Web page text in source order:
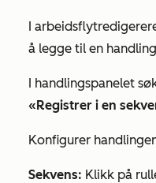
I
å legge til en
I handlingspanelet
«Registrer i en
Konfigurer
Sekvens: Klikk på